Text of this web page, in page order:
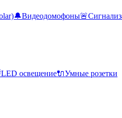
🔔Видеодомофоны🚨
LED освещение🔌Умные розетки